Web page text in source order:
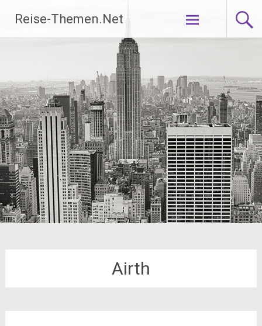
Inhalt
springen
Reise-Themen.Net
Airth